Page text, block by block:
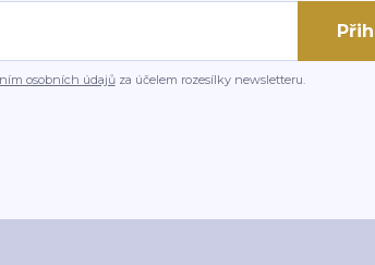
osobních údajůza účelem rozesílky newsletteru.